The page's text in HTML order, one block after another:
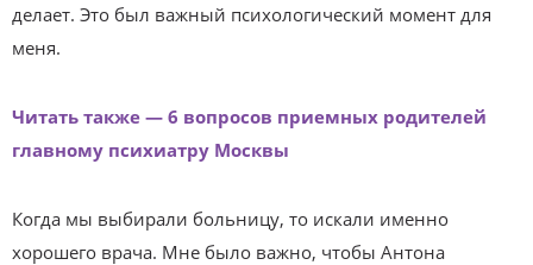
делает. Это был важный психологический момент для
меня.
Читать также — 6 вопросов приемных родителей
главному психиатру Москвы
Когда мы выбирали больницу, то искали именно
хорошего врача. Мне было важно, чтобы Антона